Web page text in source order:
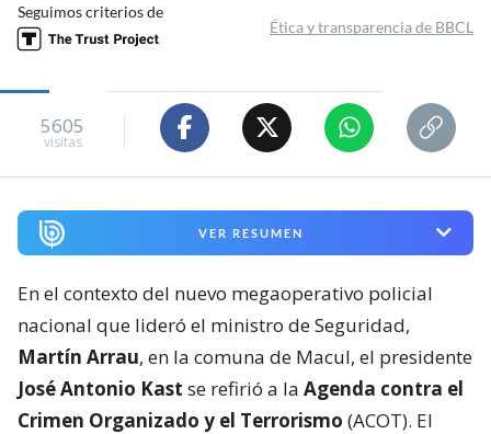
Seguimos criterios de
Ética y transparencia de BBCL
5605
visitas
VER RESUMEN
En el contexto del nuevo megaoperativo policial
nacional que lideró el ministro de Seguridad,
Martín Arrau, en la comuna de Macul, el presidente
José Antonio Kast se refirió a la Agenda contra el
Crimen Organizado y el Terrorismo (ACOT). El